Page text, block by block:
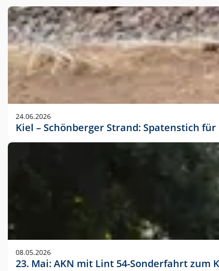
24.06.2026
Kiel – Schönberger Strand: Spatenstich
08.05.2026
23. Mai: AKN mit Lint 54-Sonderfahrt